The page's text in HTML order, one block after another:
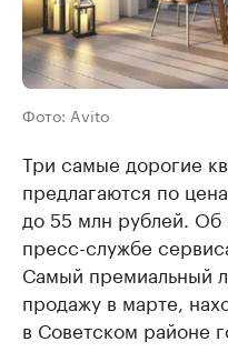
Фото: Avito
Три самые дорогие
предлагаются по
до 55 млн рублей.
пресс-службе
Самый премиальный
продажу в марте,
в Советском районе